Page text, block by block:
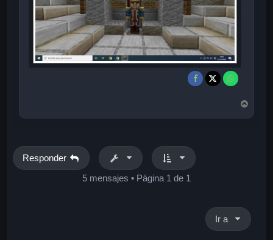
Responder
5 mensajes • Página 1 de 1
Ir a